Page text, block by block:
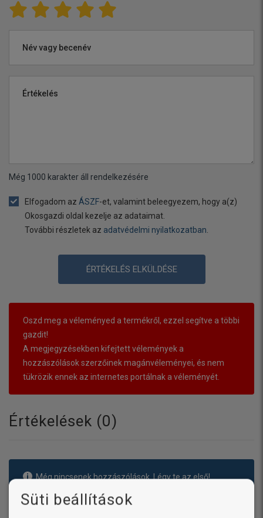
Név vagy becenév
Értékelés
Még 1000 karakter áll rendelkezésére
Elfogadom az ÁSZF-et, valamint beleegyezem, hogy a(z)
Okosgazdi oldal kezelje az adataimat.
További részletek az adatvédelmi nyilatkozatban.
ÉRTÉKELÉS ELKÜLDÉSE
Oszd meg a véleményed a termékről, ezzel segítve a többi
gazdit!
A megjegyzésekben kifejtett vélemények a
hozzászólások szerzőinek magánvéleményei, és nem
tükrözik ennek az internetes portálnak a véleményét.
Értékelések (0)
Még nincsenek hozzászólások. Légy te az első!
Süti beállítások